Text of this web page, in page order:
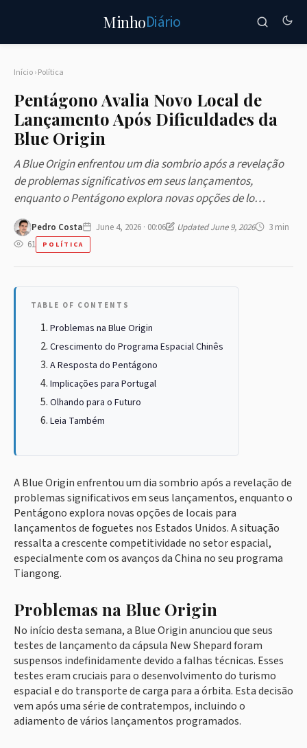
MinhoDiário
Início›Política
Pentágono Avalia Novo Local de
Lançamento Após Dificuldades da
Blue Origin
A Blue Origin enfrentou um dia sombrio após a revelação
de problemas significativos em seus lançamentos,
enquanto o Pentágono explora novas opções de lo…
Pedro Costa June 4, 2026 · 00:06 Updated June 9, 2026
3 min
61
POLÍTICA
TABLE OF CONTENTS
Problemas na Blue Origin
Crescimento do Programa Espacial Chinês
A Resposta do Pentágono
Implicações para Portugal
Olhando para o Futuro
Leia Também
A Blue Origin enfrentou um dia sombrio após a revelação de
problemas significativos em seus lançamentos, enquanto o
Pentágono explora novas opções de locais para
lançamentos de foguetes nos Estados Unidos. A situação
ressalta a crescente competitividade no setor espacial,
especialmente com os avanços da China no seu programa
Tiangong.
Problemas na Blue Origin
No início desta semana, a Blue Origin anunciou que seus
testes de lançamento da cápsula New Shepard foram
suspensos indefinidamente devido a falhas técnicas. Esses
testes eram cruciais para o desenvolvimento do turismo
espacial e do transporte de carga para a órbita. Esta decisão
vem após uma série de contratempos, incluindo o
adiamento de vários lançamentos programados.